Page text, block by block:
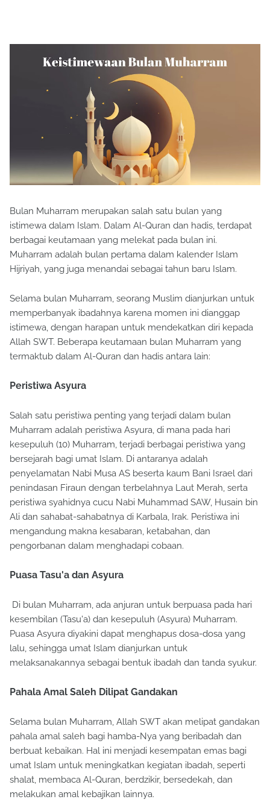
Bulan Muharram merupakan salah satu bulan yang
istimewa dalam Islam. Dalam Al-Quran dan hadis, terdapat
berbagai keutamaan yang melekat pada bulan ini.
Muharram adalah bulan pertama dalam kalender Islam
Hijriyah, yang juga menandai sebagai tahun baru Islam.
Selama bulan Muharram, seorang Muslim dianjurkan untuk
memperbanyak ibadahnya karena momen ini dianggap
istimewa, dengan harapan untuk mendekatkan diri kepada
Allah SWT. Beberapa keutamaan bulan Muharram yang
termaktub dalam Al-Quran dan hadis antara lain:
Peristiwa Asyura
Salah satu peristiwa penting yang terjadi dalam bulan
Muharram adalah peristiwa Asyura, di mana pada hari
kesepuluh (10) Muharram, terjadi berbagai peristiwa yang
bersejarah bagi umat Islam. Di antaranya adalah
penyelamatan Nabi Musa AS beserta kaum Bani Israel dari
penindasan Firaun dengan terbelahnya Laut Merah, serta
peristiwa syahidnya cucu Nabi Muhammad SAW, Husain bin
Ali dan sahabat-sahabatnya di Karbala, Irak. Peristiwa ini
mengandung makna kesabaran, ketabahan, dan
pengorbanan dalam menghadapi cobaan.
Puasa Tasu'a dan Asyura
Di bulan Muharram, ada anjuran untuk berpuasa pada hari
kesembilan (Tasu'a) dan kesepuluh (Asyura) Muharram.
Puasa Asyura diyakini dapat menghapus dosa-dosa yang
lalu, sehingga umat Islam dianjurkan untuk
melaksanakannya sebagai bentuk ibadah dan tanda syukur.
Pahala Amal Saleh Dilipat Gandakan
Selama bulan Muharram, Allah SWT akan melipat gandakan
pahala amal saleh bagi hamba-Nya yang beribadah dan
berbuat kebaikan. Hal ini menjadi kesempatan emas bagi
umat Islam untuk meningkatkan kegiatan ibadah, seperti
shalat, membaca Al-Quran, berdzikir, bersedekah, dan
melakukan amal kebajikan lainnya.